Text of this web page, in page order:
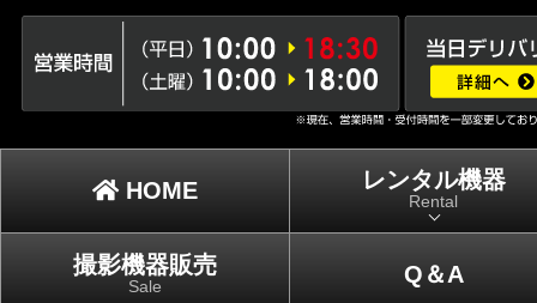
HOME レンタル機器
Rental
撮影機器販売
Sale Q＆A